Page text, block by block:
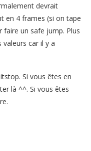
devrait
en 4 frames (si on tape
faire un safe jump. Plus
valeurs car il y a
Si vous êtes en
là ^^. Si vous êtes